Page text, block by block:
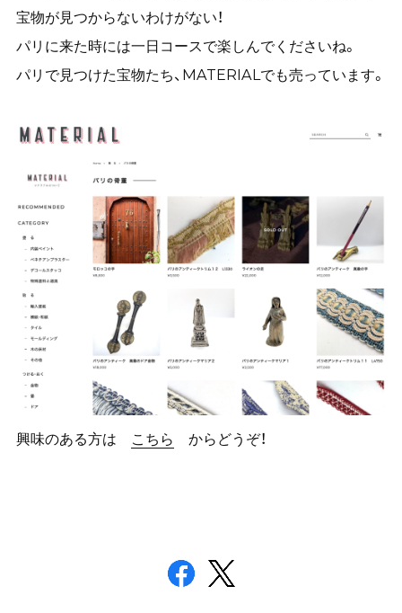
宝物が見つからないわけがない！
パリに来た時には一日コースで楽しんでくださいね。
パリで見つけた宝物たち、MATERIALでも売っています。
興味のある方は こちら からどうぞ！